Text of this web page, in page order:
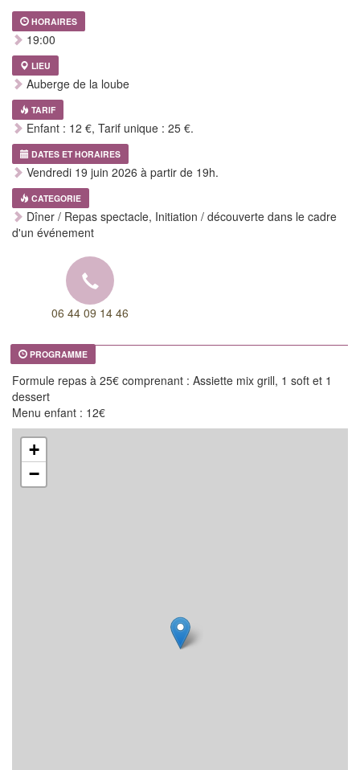
HORAIRES
19:00
LIEU
Auberge de la loube
TARIF
Enfant : 12 €, Tarif unique : 25 €.
DATES ET HORAIRES
Vendredi 19 juin 2026 à partir de 19h.
CATEGORIE
Dîner / Repas spectacle, Initiation / découverte dans le cadre
d'un événement
06 44 09 14 46
PROGRAMME
Formule repas à 25€ comprenant : Assiette mix grill, 1 soft et 1
dessert
Menu enfant : 12€
+
−